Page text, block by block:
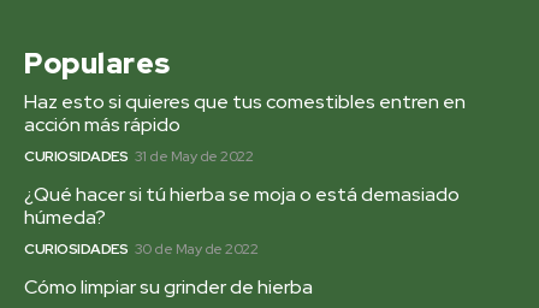
Populares
Haz esto si quieres que tus comestibles entren en
acción más rápido
CURIOSIDADES 31 de May de 2022
¿Qué hacer si tú hierba se moja o está demasiado
húmeda?
CURIOSIDADES 30 de May de 2022
Cómo limpiar su grinder de hierba